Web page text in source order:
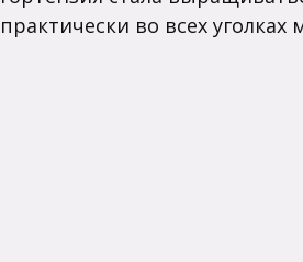
практически во всех уголках